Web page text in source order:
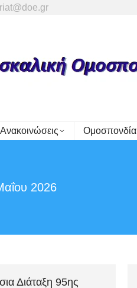
Ομοσπονδία
2026
Διάταξη 95ης